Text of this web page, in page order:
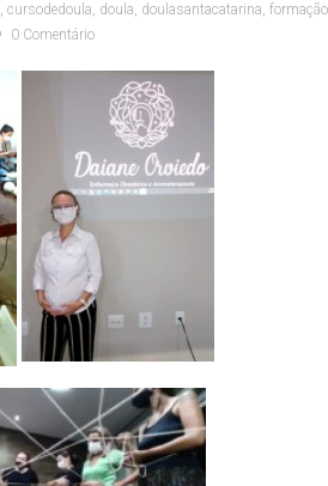
, cursodedoula, doula, doulasantacatarina,
0 Comentário